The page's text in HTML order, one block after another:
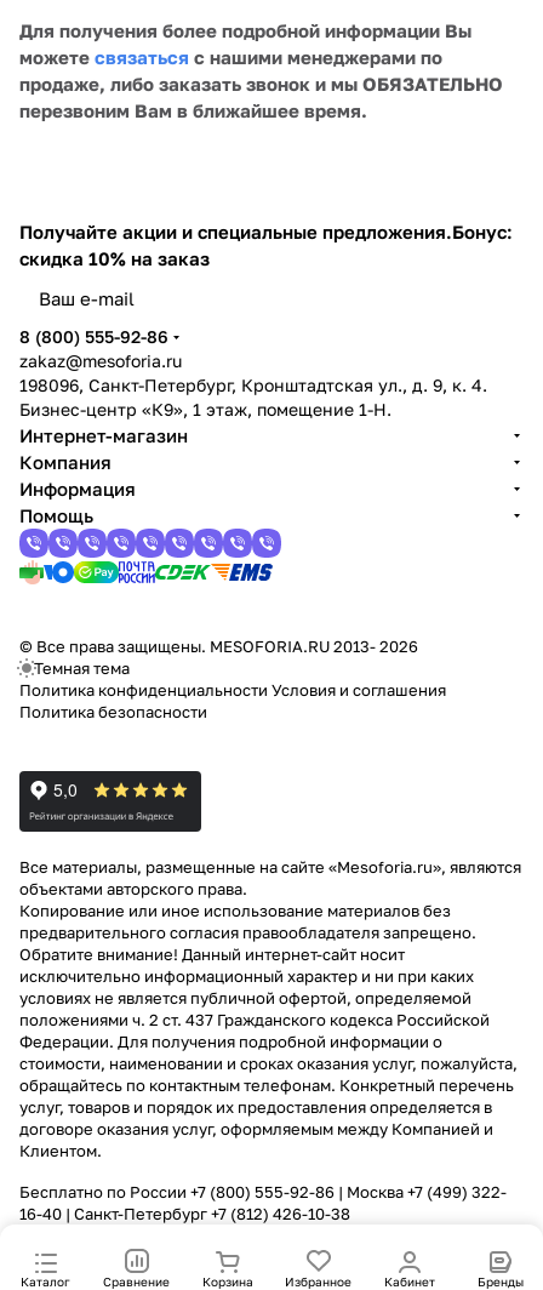
Для получения более подробной информации Вы
можете связаться с нашими менеджерами по
продаже, либо заказать звонок и мы ОБЯЗАТЕЛЬНО
перезвоним Вам в ближайшее время.
Каталог Сравнение Корзина Избранное Кабинет Бренды
Получайте акции и специальные предложения.Бонус:
скидка 10% на заказ
8 (800) 555-92-86
zakaz@mesoforia.ru
198096, Санкт-Петербург, Кронштадтская ул., д. 9, к. 4.
Бизнес-центр «К9», 1 этаж, помещение 1-Н.
Интернет-магазин
Компания
Информация
Помощь
© Все права защищены. MESOFORIA.RU 2013- 2026
Темная тема
Политика конфиденциальности Условия и соглашения
Политика безопасности
Все материалы, размещенные на сайте «Mesoforia.ru», являются
объектами авторского права.
Копирование или иное использование материалов без
предварительного согласия правообладателя запрещено.
Обратите внимание! Данный интернет-сайт носит
исключительно информационный характер и ни при каких
условиях не является публичной офертой, определяемой
положениями ч. 2 ст. 437 Гражданского кодекса Российской
Федерации. Для получения подробной информации о
стоимости, наименовании и сроках оказания услуг, пожалуйста,
обращайтесь по контактным телефонам. Конкретный перечень
услуг, товаров и порядок их предоставления определяется в
договоре оказания услуг, оформляемым между Компанией и
Клиентом.
Бесплатно по России +7 (800) 555-92-86 | Москва+7 (499) 322-
16-40 | Санкт-Петербург+7 (812) 426-10-38